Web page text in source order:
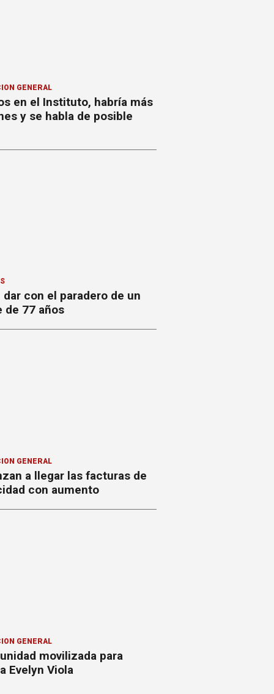
GENERAL
en el Instituto, habría más
y se habla de posible
dar con el paradero de un
de 77 años
GENERAL
a llegar las facturas de
con aumento
GENERAL
movilizada para
Evelyn Viola